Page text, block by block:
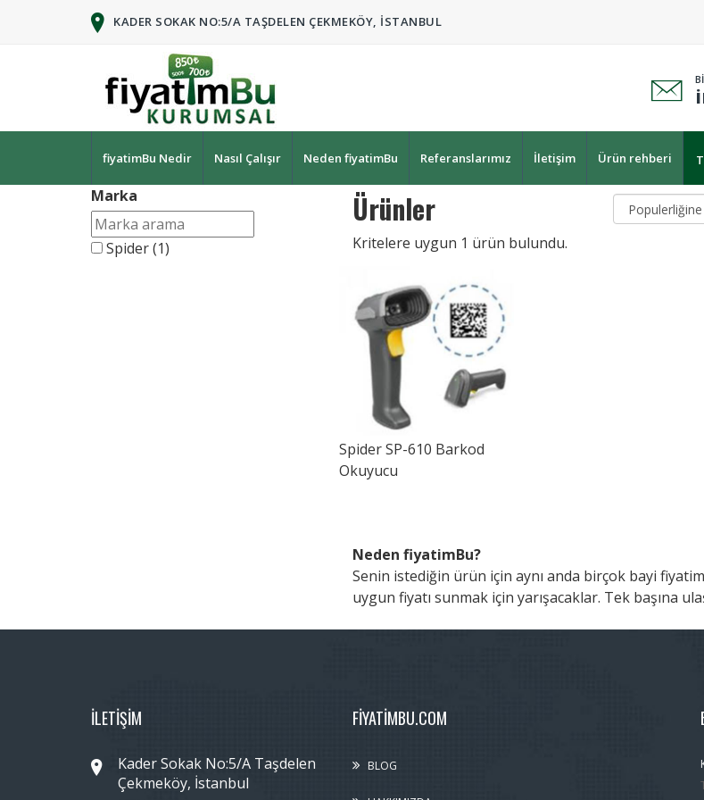
KADER SOKAK NO:5/A TAŞDELEN ÇEKMEKÖY, İSTANBUL
fiyatimBu Nedir Nasıl Çalışır Neden fiyatimBu Referanslarımız İletişim Ürün rehberi
Marka
Spider(1)
Ürünler
Kritelere uygun 1 ürün bulundu.
SpiderSP-610 Barkod
Okuyucu
Neden fiyatimBu?
Senin istediğin ürün için aynı anda birçok bayi
uygun fiyatı sunmak için yarışacaklar. Tek başına
İLETİŞİM
Kader Sokak No:5/A Taşdelen
Çekmeköy, İstanbul
FIYATIMBU.COM
BLOG